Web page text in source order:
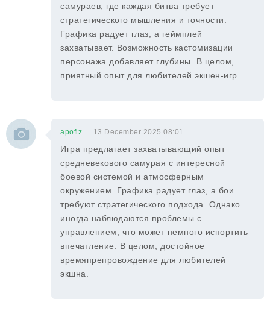
самураев, где каждая битва требует
стратегического мышления и точности.
Графика радует глаз, а геймплей
захватывает. Возможность кастомизации
персонажа добавляет глубины. В целом,
приятный опыт для любителей экшен-игр.
apofiz 13 December 2025 08:01
Игра предлагает захватывающий опыт
средневекового самурая с интересной
боевой системой и атмосферным
окружением. Графика радует глаз, а бои
требуют стратегического подхода. Однако
иногда наблюдаются проблемы с
управлением, что может немного испортить
впечатление. В целом, достойное
времяпрепровождение для любителей
экшна.